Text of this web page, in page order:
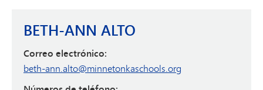
BETH-ANN ALTO
Correo electrónico:
beth-ann.alto@minnetonkaschools.org